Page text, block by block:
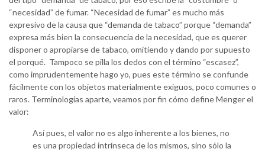
“necesidad” de fumar. “Necesidad de fumar” es mucho más
expresivo de la causa que “demanda de tabaco” porque “demanda”
expresa más bien la consecuencia de la necesidad, que es querer
disponer o apropiarse de tabaco, omitiendo y dando por supuesto
el porqué. Tampoco se pilla los dedos con el término “escasez”,
como imprudentemente hago yo, pues este término se confunde
fácilmente con los objetos materialmente exiguos, poco comunes o
raros. Terminologías aparte, veamos por fin cómo define Menger el
valor:
Así pues, el valor no es algo inherente a los bienes, no
es una propiedad intrínseca de los mismos, sino sólo la